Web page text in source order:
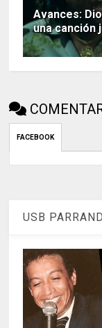
Avances:
una canción
FACEBOOK
USB